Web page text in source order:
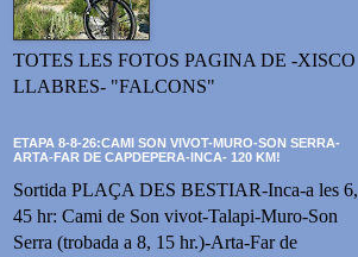
TOTES LES FOTOS PAGINA DE -XISCO
LLABRES- "FALCONS"
ETAPA 8-8-26:CAMI SON VIVOT-MURO-SON SERRA-
ARTA-FAR DE CAPDEPERA-INCA- 120 KM!
Sortida PLAÇA DES BESTIAR-Inca-a les 6,
45 hr: Cami de Son vivot-Talapi-Muro-Son
Serra (trobada a 8, 15 hr.)-Arta-Far de